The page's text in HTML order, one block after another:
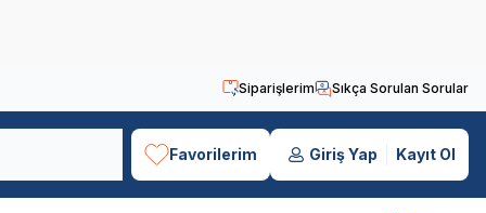
Siparişlerim Sıkça Sorulan Sorular
Favorilerim Giriş Yap Kayıt Ol